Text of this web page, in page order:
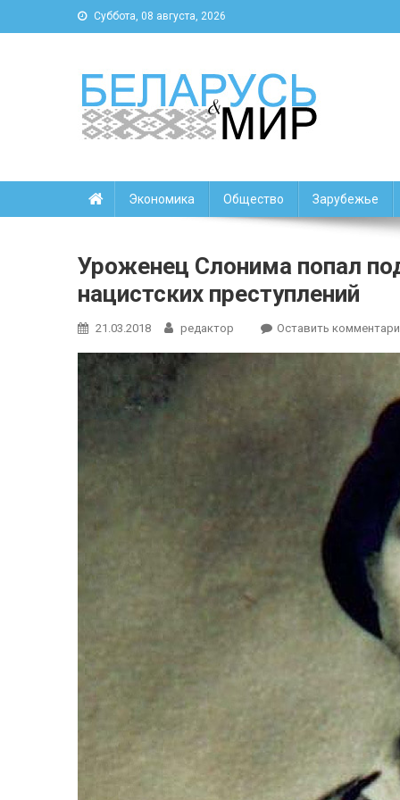
Суббота, 08 августа, 2026
Экономика Общество Зарубежье
Уроженец Слонима попал
нацистских преступлений
21.03.2018 редактор Оставить